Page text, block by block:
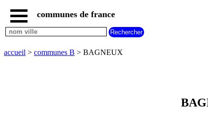
accueil
communes
regions
communes de france
accueil > communes B > BAGNEUX